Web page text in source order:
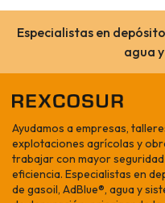
Especialistas en
agua
Ayudamos a empresas,
explotaciones agrícolas y
trabajar con mayor
eficiencia. Especialistas en
de gasoil, AdBlue®, agua y